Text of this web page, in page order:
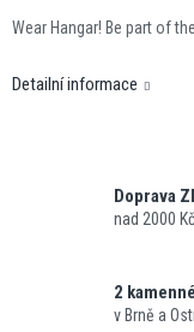
Wear Hangar! Be part of
Detailní informace
Doprava
nad 2000 Kč
2
v Brně a